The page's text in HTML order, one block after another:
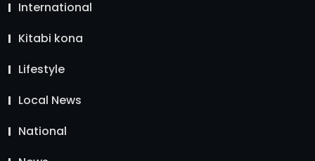
International
Kitabi kona
Lifestyle
Local News
National